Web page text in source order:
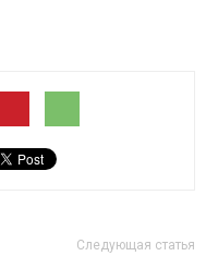
Следующая статья